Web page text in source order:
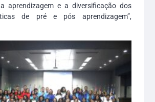
aprendizagem e a diversificação dos
de pré e pós aprendizagem”,